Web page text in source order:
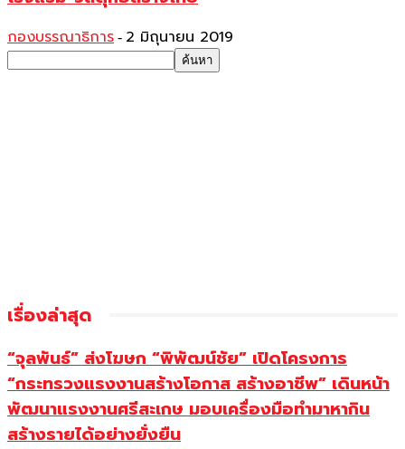
กองบรรณาธิการ - 2 มิถุนายน 2019
เรื่องล่าสุด
“จุลพันธ์” ส่งโฆษก “พิพัฒน์ชัย” เปิดโครงการ
“กระทรวงแรงงานสร้างโอกาส สร้างอาชีพ” เดินหน้า
พัฒนาแรงงานศรีสะเกษ มอบเครื่องมือทำมาหากิน
สร้างรายได้อย่างยั่งยืน